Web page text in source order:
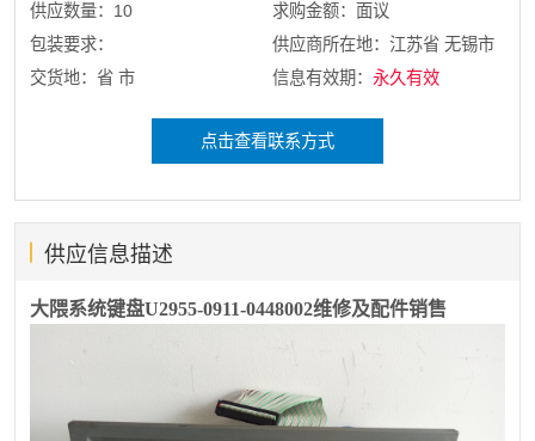
供应数量：10
求购金额：面议
包装要求：
供应商所在地：江苏省 无锡市
交货地：省 市
信息有效期： 永久有效
点击查看联系方式
供应信息描述
大隈系统键盘U2955-0911-0448002维修及配件销售